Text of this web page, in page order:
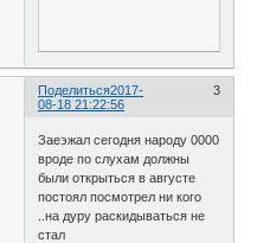
Поделиться 3
2017-
08-18 21:22:56
Заеэжал сегодня народу 0000
вроде по слухам должны
были открыться в августе
постоял посмотрел ни кого
..на дуру раскидываться не
стал